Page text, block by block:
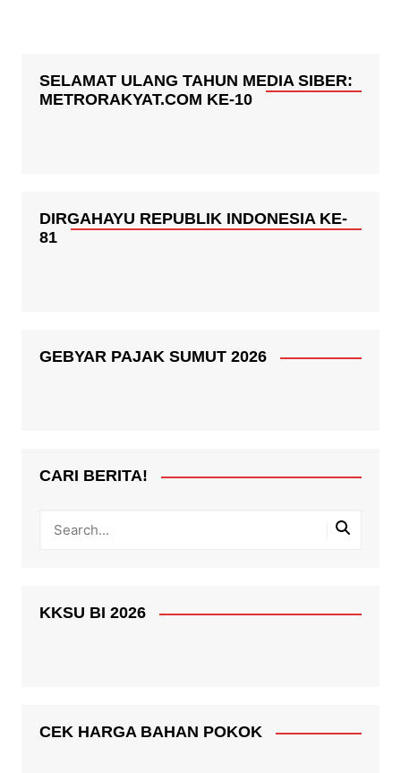
SELAMAT ULANG TAHUN MEDIA SIBER:
METRORAKYAT.COM KE-10
DIRGAHAYU REPUBLIK INDONESIA KE-
81
GEBYAR PAJAK SUMUT 2026
CARI BERITA!
KKSU BI 2026
CEK HARGA BAHAN POKOK